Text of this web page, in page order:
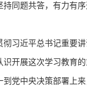
同题共答，有力有
习近平总书记重要讲
开展这次学习教育
党中央决策部署上